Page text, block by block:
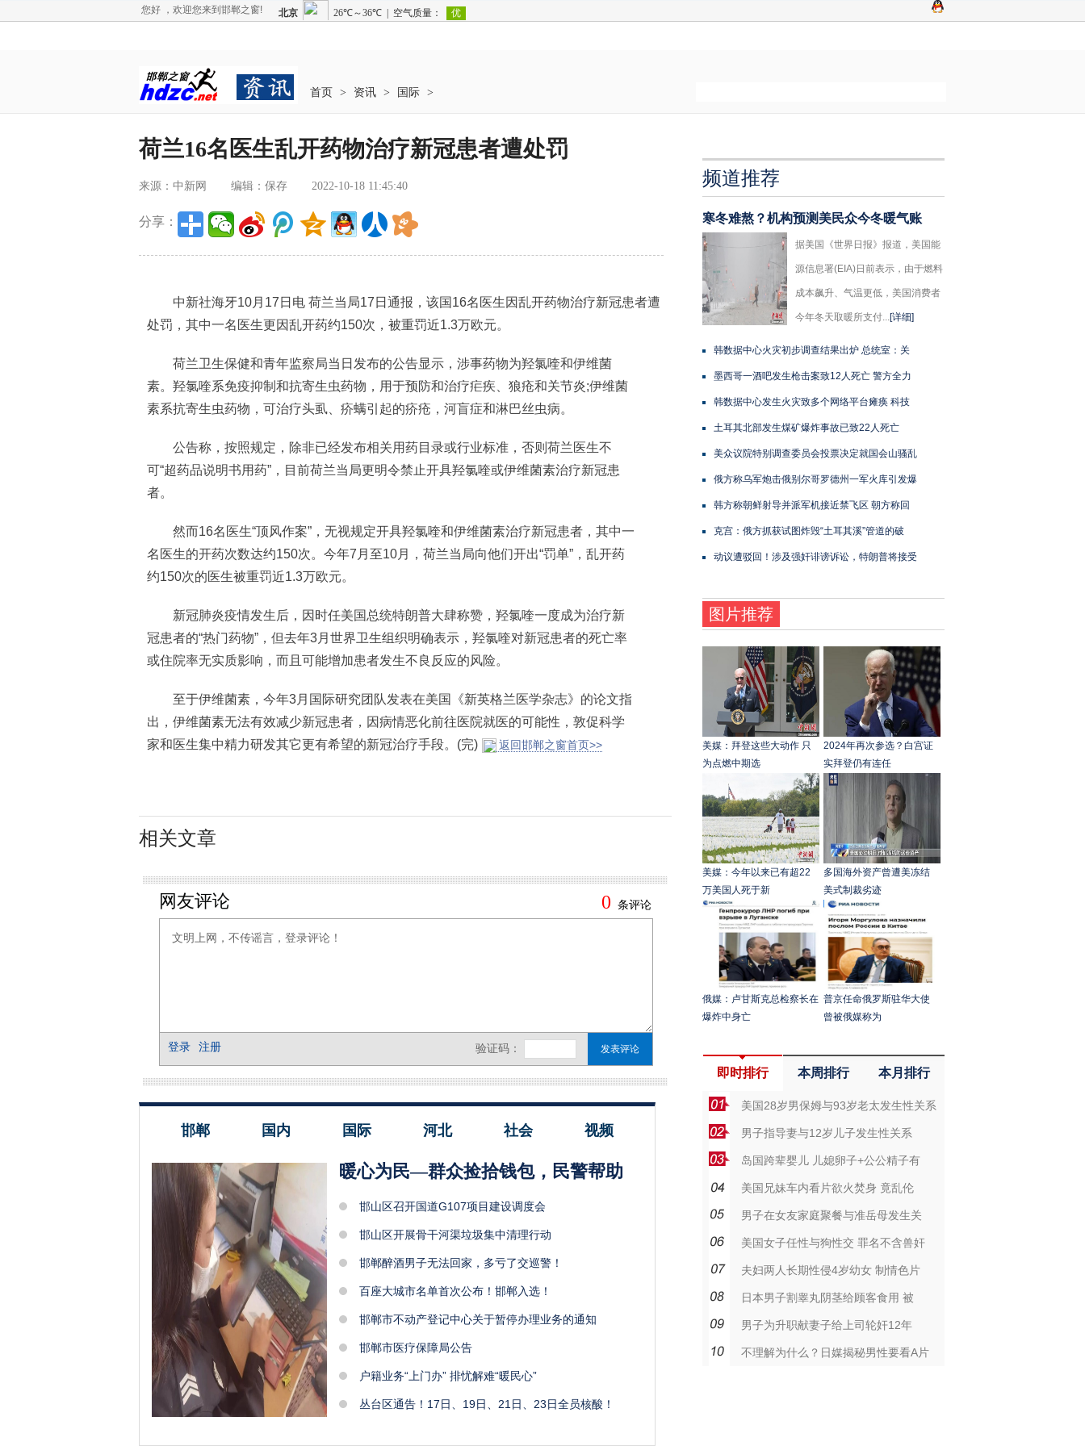
您好 ，欢迎您来到邯郸之窗!
首页 > 资讯 > 国际 >
荷兰16名医生乱开药物治疗新冠患者遭处罚
来源：中新网 编辑：保存 2022-10-18 11:45:40
分享：
中新社海牙10月17日电 荷兰当局17日通报，该国16名医生因乱开药物治疗新冠患者遭
处罚，其中一名医生更因乱开药约150次，被重罚近1.3万欧元。
荷兰卫生保健和青年监察局当日发布的公告显示，涉事药物为羟氯喹和伊维菌
素。羟氯喹系免疫抑制和抗寄生虫药物，用于预防和治疗疟疾、狼疮和关节炎;伊维菌
素系抗寄生虫药物，可治疗头虱、疥螨引起的疥疮，河盲症和淋巴丝虫病。
公告称，按照规定，除非已经发布相关用药目录或行业标准，否则荷兰医生不
可“超药品说明书用药”，目前荷兰当局更明令禁止开具羟氯喹或伊维菌素治疗新冠患
者。
然而16名医生“顶风作案”，无视规定开具羟氯喹和伊维菌素治疗新冠患者，其中一
名医生的开药次数达约150次。今年7月至10月，荷兰当局向他们开出“罚单”，乱开药
约150次的医生被重罚近1.3万欧元。
新冠肺炎疫情发生后，因时任美国总统特朗普大肆称赞，羟氯喹一度成为治疗新
冠患者的“热门药物”，但去年3月世界卫生组织明确表示，羟氯喹对新冠患者的死亡率
或住院率无实质影响，而且可能增加患者发生不良反应的风险。
至于伊维菌素，今年3月国际研究团队发表在美国《新英格兰医学杂志》的论文指
出，伊维菌素无法有效减少新冠患者，因病情恶化前往医院就医的可能性，敦促科学
家和医生集中精力研发其它更有希望的新冠治疗手段。(完)
返回邯郸之窗首页>>
相关文章
邯郸 国内 国际 河北 社会 视频
暖心为民—群众捡拾钱包，民警帮助
邯山区召开国道G107项目建设调度会
邯山区开展骨干河渠垃圾集中清理行动
邯郸醉酒男子无法回家，多亏了交巡警！
百座大城市名单首次公布！邯郸入选！
邯郸市不动产登记中心关于暂停办理业务的通知
邯郸市医疗保障局公告
户籍业务“上门办” 排忧解难“暖民心”
丛台区通告！17日、19日、21日、23日全员核酸！
频道推荐
寒冬难熬？机构预测美民众今冬暖气账
据美国《世界日报》报道，美国能
源信息署(EIA)日前表示，由于燃料
成本飙升、气温更低，美国消费者
今年冬天取暖所支付...[详细]
韩数据中心火灾初步调查结果出炉 总统室：关
墨西哥一酒吧发生枪击案致12人死亡 警方全力
韩数据中心发生火灾致多个网络平台瘫痪 科技
土耳其北部发生煤矿爆炸事故已致22人死亡
美众议院特别调查委员会投票决定就国会山骚乱
俄方称乌军炮击俄别尔哥罗德州一军火库引发爆
韩方称朝鲜射导并派军机接近禁飞区 朝方称回
克宫：俄方抓获试图炸毁“土耳其溪”管道的破
动议遭驳回！涉及强奸诽谤诉讼，特朗普将接受
图片推荐
美媒：拜登这些大动作 只
为点燃中期选
2024年再次参选？白宫证
实拜登仍有连任
美媒：今年以来已有超22
万美国人死于新
多国海外资产曾遭美冻结
美式制裁劣迹
俄媒：卢甘斯克总检察长在
爆炸中身亡
普京任命俄罗斯驻华大使
曾被俄媒称为
即时排行 本周排行 本月排行
美国28岁男保姆与93岁老太发生性关系
男子指导妻与12岁儿子发生性关系
岛国跨辈婴儿 儿媳卵子+公公精子有
美国兄妹车内看片欲火焚身 竟乱伦
男子在女友家庭聚餐与准岳母发生关
美国女子任性与狗性交 罪名不含兽奸
夫妇两人长期性侵4岁幼女 制情色片
日本男子割睾丸阴茎给顾客食用 被
男子为升职献妻子给上司轮奸12年
不理解为什么？日媒揭秘男性要看A片